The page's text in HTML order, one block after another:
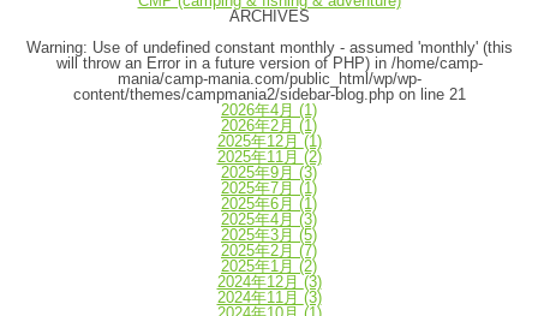
ARCHIVES
Warning: Use of undefined constant monthly - assumed 'monthly' (this
will throw an Error in a future version of PHP) in /home/camp-
mania/camp-mania.com/public_html/wp/wp-
content/themes/campmania2/sidebar-blog.phpon line 21
2026年4月 (1)
2026年2月 (1)
2025年12月 (1)
2025年11月 (2)
2025年9月 (3)
2025年7月 (1)
2025年6月 (1)
2025年4月 (3)
2025年3月 (5)
2025年2月 (7)
2025年1月 (2)
2024年12月 (3)
2024年11月 (3)